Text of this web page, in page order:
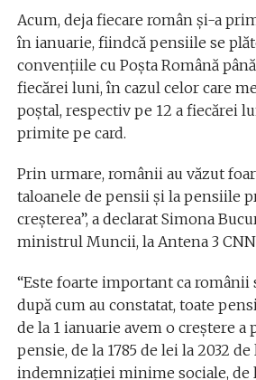
Acum, deja fiecare român şi-a
în ianuarie, fiindcă pensiile se
convenţiile cu Poşta Română
fiecărei luni, în cazul celor care
poştal, respectiv pe 12 a fiecărei
primite pe card.
Prin urmare, românii au văzut
taloanele de pensii şi la pensiile
creşterea”, a declarat Simona
ministrul Muncii, la Antena 3
“Este foarte important ca românii
după cum au constatat, toate
de la 1 ianuarie avem o creştere a
pensie, de la 1785 de lei la 2032
indemnizaţiei minime sociale, de